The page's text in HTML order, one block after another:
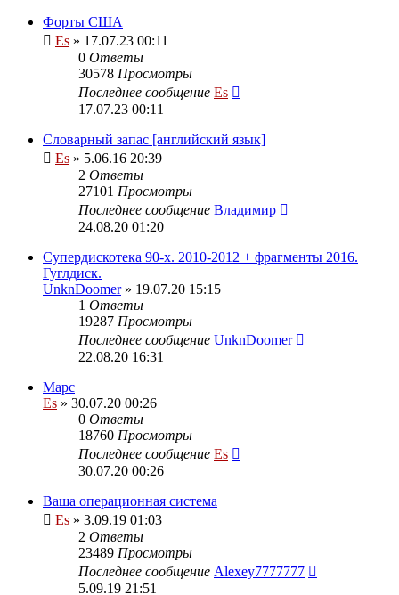
Форты США
Es » 17.07.23 00:11
0 Ответы
30578 Просмотры
Последнее сообщение Es
17.07.23 00:11
Словарный запас [английский язык]
Es » 5.06.16 20:39
2 Ответы
27101 Просмотры
Последнее сообщение Владимир
24.08.20 01:20
Супердискотека 90-х. 2010-2012 + фрагменты 2016.
Гуглдиск.
UnknDoomer» 19.07.20 15:15
1 Ответы
19287 Просмотры
Последнее сообщение UnknDoomer
22.08.20 16:31
Марс
Es » 30.07.20 00:26
0 Ответы
18760 Просмотры
Последнее сообщение Es
30.07.20 00:26
Ваша операционная система
Es » 3.09.19 01:03
2 Ответы
23489 Просмотры
Последнее сообщение Alexey7777777
5.09.19 21:51